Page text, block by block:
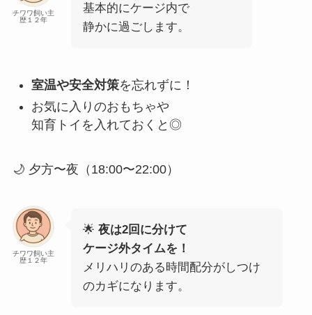
チワワ飼い主
歴１２年
基本的にケージ内で
静かに過ごします。
室温や安全対策を忘れずに！
お気に入りのおもちゃや
知育トイを入れておくと◎
🌙 夕方〜夜（18:00〜22:00）
チワワ飼い主
歴１２年
🌟 夜は2回に分けて
ケージ外タイムを！
メリハリのある時間配分がしつけ
のカギになります。